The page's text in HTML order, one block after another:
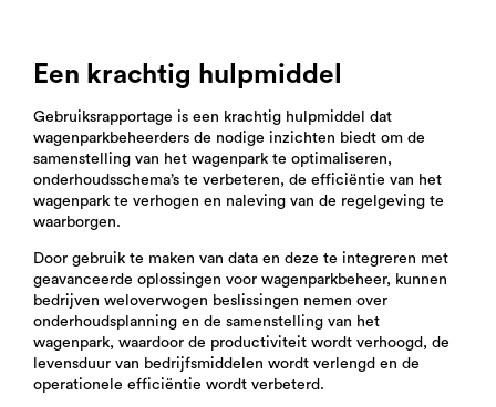
Een krachtig hulpmiddel
Gebruiksrapportage is een krachtig hulpmiddel dat
wagenparkbeheerders de nodige inzichten biedt om de
samenstelling van het wagenpark te optimaliseren,
onderhoudsschema’s te verbeteren, de efficiëntie van het
wagenpark te verhogen en naleving van de regelgeving te
waarborgen.
Door gebruik te maken van data en deze te integreren met
geavanceerde oplossingen voor wagenparkbeheer, kunnen
bedrijven weloverwogen beslissingen nemen over
onderhoudsplanning en de samenstelling van het
wagenpark, waardoor de productiviteit wordt verhoogd, de
levensduur van bedrijfsmiddelen wordt verlengd en de
operationele efficiëntie wordt verbeterd.